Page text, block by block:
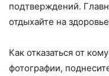
подтверждений.
отдыхайте на
Как отказаться от
фотографии,